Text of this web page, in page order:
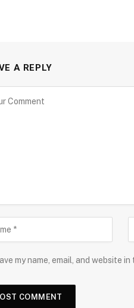
A REPLY
my name, email, and website